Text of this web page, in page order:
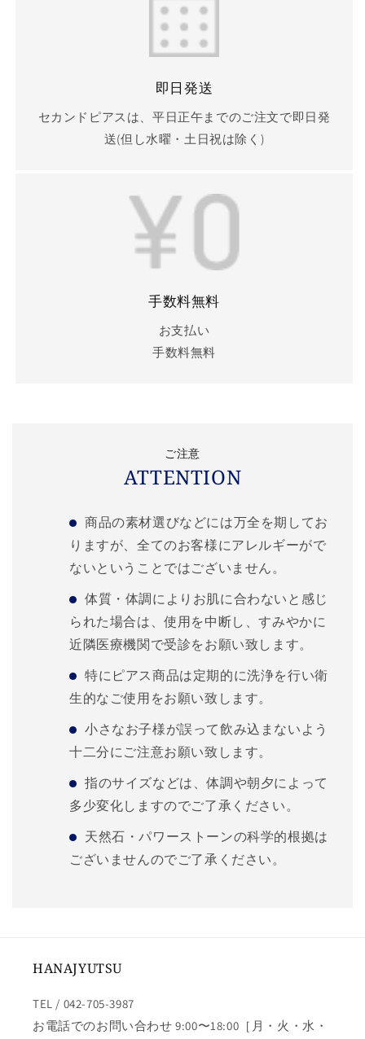
即日発送
セカンドピアスは、平日正午までのご注文で即日発
送(但し水曜・土日祝は除く)
手数料無料
お支払い
手数料無料
ご注意
ATTENTION
商品の素材選びなどには万全を期してお
りますが、全てのお客様にアレルギーがで
ないということではございません。
体質・体調によりお肌に合わないと感じ
られた場合は、使用を中断し、すみやかに
近隣医療機関で受診をお願い致します。
特にピアス商品は定期的に洗浄を行い衛
生的なご使用をお願い致します。
小さなお子様が誤って飲み込まないよう
十二分にご注意お願い致します。
指のサイズなどは、体調や朝夕によって
多少変化しますのでご了承ください。
天然石・パワーストーンの科学的根拠は
ございませんのでご了承ください。
HANAJYUTSU
TEL / 042-705-3987
お電話でのお問い合わせ 9:00〜18:00［月・火・水・